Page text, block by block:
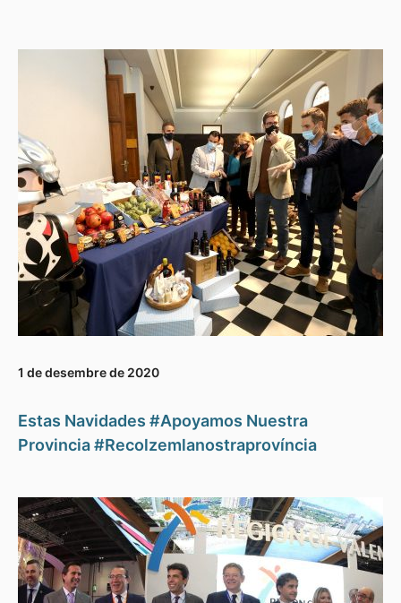
1 de desembre de 2020
Estas Navidades #Apoyamos Nuestra
Provincia #Recolzemlanostraprovíncia